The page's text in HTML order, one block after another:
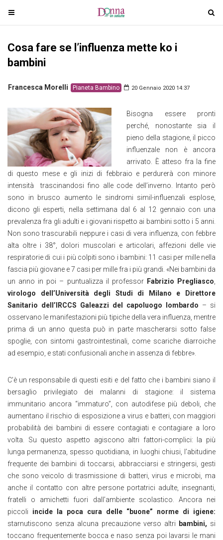
T
o
g
l
n
v
i
a
t
i
T
o
Cosa fare se l’influenza mette ko i
bambini
Francesca Morelli Pianeta Bambino 20 Gennaio 2020 14:37
Bisogna essere pronti
perché, nonostante sia il
pieno della stagione, il picco
influenzale non è ancora
arrivato. È atteso fra la fine
di questo mese e gli inizi di febbraio e perdurerà con minore
intensità trascinandosi fino alle code dell’inverno. Intanto però
sono in brusco aumento le sindromi simil-influenzali esplose,
dicono gli esperti, nella settimana dal 6 al 12 gennaio con una
prevalenza fra gli adulti e i giovani rispetto ai bambini sotto i 5 anni.
Non sono trascurabili neppure i casi di vera influenza, con febbre
alta oltre i 38°, dolori muscolari e articolari, affezioni delle vie
respiratorie di cui i più colpiti sono i bambini: 11 casi per mille nella
fascia più giovane e 7 casi per mille fra i più grandi. «Nei bambini da
un anno in poi – puntualizza il professor Fabrizio Pregliasco
virologo dell’Università degli Studi di Milano e Direttore
Sanitario dell’IRCCS Galeazzi del capoluogo lombardo – si
osservano le manifestazioni più tipiche della vera influenza, mentre
prima di un anno questa può in parte mascherarsi sotto false
spoglie, con sintomi gastrointestinali, come scariche diarroiche
ad esempio, e stati confusionali anche in assenza di febbre».
C’è un responsabile di questi esiti e del fatto che i bambini siano il
bersaglio privilegiato dei malanni di stagione: il sistema
immunitario ancora “immaturo”, con autodifese più deboli, che
aumentano il rischio di esposizione a virus e batteri, con maggiori
probabilità dei bambini di essere contagiati e contagiare a loro
volta. Su questo aspetto agiscono altri fattori-complici: la più
lunga permanenza, spesso quotidiana, in luoghi chiusi, l’abitudine
frequente dei bambini di toccarsi, abbracciarsi e stringersi, gesti
che sono veicolo di trasmissione di batteri, virus e microbi, ma
anche il contatto con altre persone portatrici adulte, insegnanti,
fratelli o amichetti fuori dall’ambiente scolastico. Ancora nei
piccoli incide la poca cura delle “buone” norme di igiene:
starnutiscono senza alcuna precauzione verso altri
bambini, si
toccano frequentemente bocca e naso senza poi lavarsi le mani